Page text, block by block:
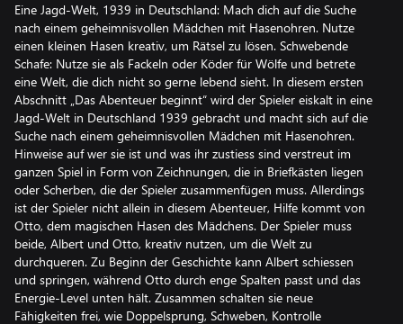
Eine Jagd-Welt, 1939 in Deutschland: Mach dich auf die Suche
nach einem geheimnisvollen Mädchen mit Hasenohren. Nutze
einen kleinen Hasen kreativ, um Rätsel zu lösen. Schwebende
Schafe: Nutze sie als Fackeln oder Köder für Wölfe und betrete
eine Welt, die dich nicht so gerne lebend sieht. In diesem ersten
Abschnitt „Das Abenteuer beginnt“ wird der Spieler eiskalt in eine
Jagd-Welt in Deutschland 1939 gebracht und macht sich auf die
Suche nach einem geheimnisvollen Mädchen mit Hasenohren.
Hinweise auf wer sie ist und was ihr zustiess sind verstreut im
ganzen Spiel in Form von Zeichnungen, die in Briefkästen liegen
oder Scherben, die der Spieler zusammenfügen muss. Allerdings
ist der Spieler nicht allein in diesem Abenteuer, Hilfe kommt von
Otto, dem magischen Hasen des Mädchens. Der Spieler muss
beide, Albert und Otto, kreativ nutzen, um die Welt zu
durchqueren. Zu Beginn der Geschichte kann Albert schiessen
und springen, während Otto durch enge Spalten passt und das
Energie-Level unten hält. Zusammen schalten sie neue
Fähigkeiten frei, wie Doppelsprung, Schweben, Kontrolle